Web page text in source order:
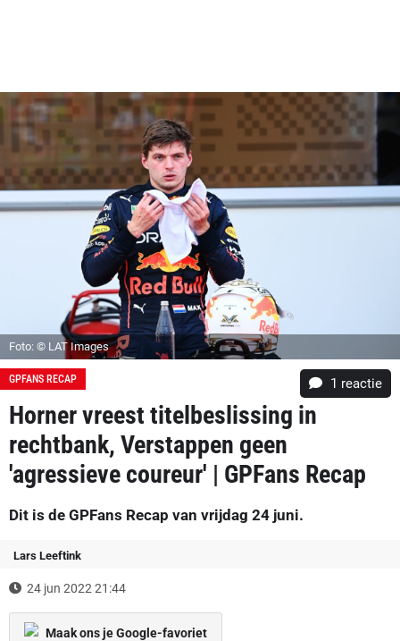
Foto: © LAT Images
GPFANS RECAP 1 reactie
Horner vreest titelbeslissing in
rechtbank, Verstappen geen
'agressieve coureur' | GPFans Recap
Dit is de GPFans Recap van vrijdag 24 juni.
Lars Leeftink
24 jun 2022 21:44
Maak ons je Google-favoriet